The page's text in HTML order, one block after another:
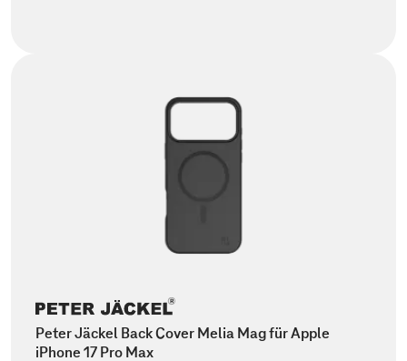
Peter Jäckel Back Cover Melia Mag für Apple
iPhone 17 Pro Max